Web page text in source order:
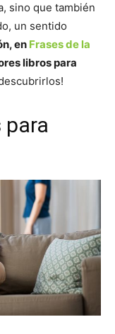
sino que también
un sentido
en Frases de la
libros para
para